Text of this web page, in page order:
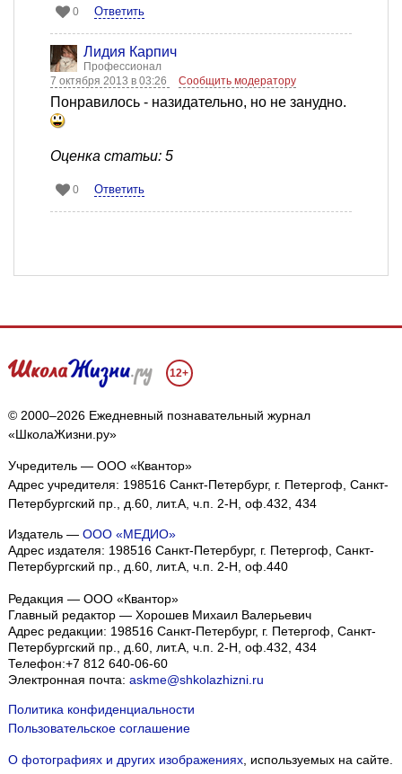
0 Ответить
Лидия Карпич
Профессионал
7 октября 2013 в 03:26
Сообщить модератору
Понравилось - назидательно, но не занудно.
Оценка статьи: 5
0 Ответить
12+
© 2000–2026 Ежедневный познавательный журнал
«ШколаЖизни.ру»
Учредитель — ООО «Квантор»
Адрес учредителя: 198516 Санкт-Петербург, г. Петергоф, Санкт-
Петербургский пр., д.60, лит.А, ч.п. 2-Н, оф.432, 434
Издатель — ООО «МЕДИО»
Адрес издателя: 198516 Санкт-Петербург, г. Петергоф, Санкт-
Петербургский пр., д.60, лит.А, ч.п. 2-Н, оф.440
Редакция — ООО «Квантор»
Главный редактор — Хорошев Михаил Валерьевич
Адрес редакции: 198516 Санкт-Петербург, г. Петергоф Санкт-
Петербургский пр., д.60, лит.А, ч.п. 2-Н, оф.432, 434
Телефон:+7 812 640-06-60
Электронная почта: askme@shkolazhizni.ru
Политика конфиденциальности
Пользовательское соглашение
О фотографиях и других изображениях, используемых на сайте.